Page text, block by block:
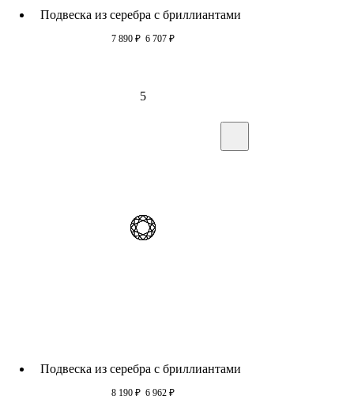
Подвеска из серебра c бриллиантами
7 890 ₽ 6 707 ₽
5
Подвеска из серебра c бриллиантами
8 190 ₽ 6 962 ₽